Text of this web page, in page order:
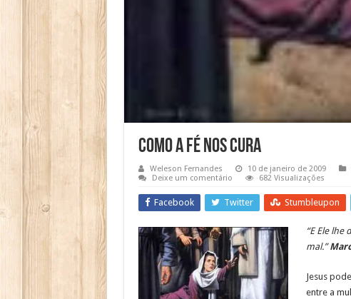
Como a fé nos Cura
Weleson Fernandes 10 de janeiro de 2009
Deixe um comentário
682 Visualizações
Facebook Twitter Stumbleupon
“E Ele lhe
mal.”
Jesus
entre a